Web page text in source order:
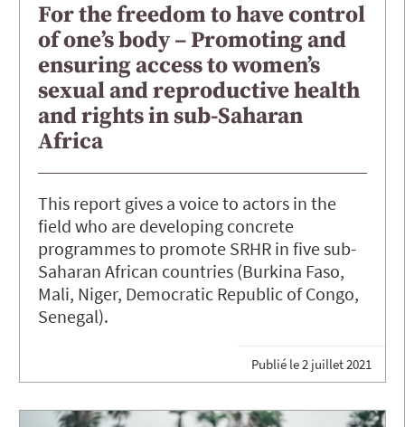
For the freedom to have control
of one’s body – Promoting and
ensuring access to women’s
sexual and reproductive health
and rights in sub-Saharan
Africa
This report gives a voice to actors in the
field who are developing concrete
programmes to promote SRHR in five sub-
Saharan African countries (Burkina Faso,
Mali, Niger, Democratic Republic of Congo,
Senegal).
Publié le2 juillet 2021